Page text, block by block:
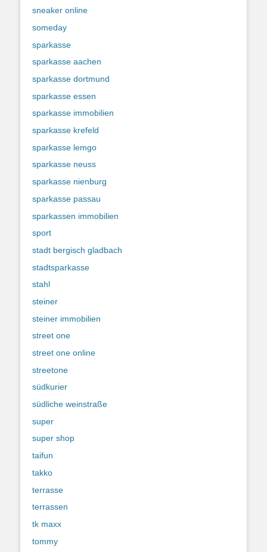
sneaker online
someday
sparkasse
sparkasse aachen
sparkasse dortmund
sparkasse essen
sparkasse immobilien
sparkasse krefeld
sparkasse lemgo
sparkasse neuss
sparkasse nienburg
sparkasse passau
sparkassen immobilien
sport
stadt bergisch gladbach
stadtsparkasse
stahl
steiner
steiner immobilien
street one
street one online
streetone
südkurier
südliche weinstraße
super
super shop
taifun
takko
terrasse
terrassen
tk maxx
tommy